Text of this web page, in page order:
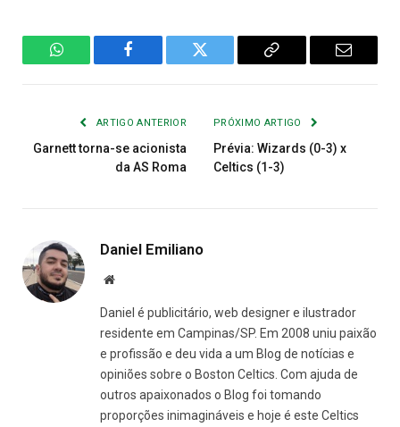
WhatsAppFacebook Twitter
Copiar
E-
ARTIGO ANTERIOR
Garnett torna-se acionista
da AS Roma
PRÓXIMO ARTIGO
Prévia: Wizards (0-3) x
Celtics (1-3)
Daniel Emiliano
Site
Daniel é publicitário, web designer e ilustrador
residente em Campinas/SP. Em 2008 uniu paixão
e profissão e deu vida a um Blog de notícias e
opiniões sobre o Boston Celtics. Com ajuda de
outros apaixonados o Blog foi tomando
proporções inimagináveis e hoje é este Celtics